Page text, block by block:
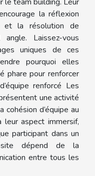
la réflexion
et la résolution de
Laissez-vous
uniques de ces
pourquoi elles
phare pour renforcer
renforcé Les
une activité
d’équipe au
leur aspect immersif,
participant dans un
dépend de la
entre tous les